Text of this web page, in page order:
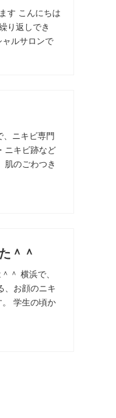
す こんにちは
り返しでき
ャルサロンで
、ニキビ専門
ニキビ跡など
肌のごわつき
＾＾
＾ 横浜で、
、お顔のニキ
。 学生の頃か